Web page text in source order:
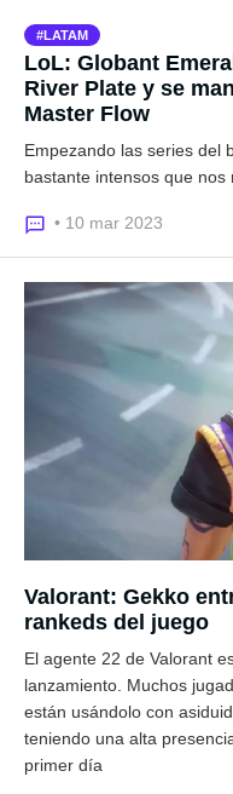
LATAM
LoL: Globant
River Plate y se
Master Flow
Empezando las series del
bastante intensos que
• 10 mar 2023
Valorant: Gekko
rankeds del juego
El agente 22 de Valorant
lanzamiento. Muchos
están usándolo con
teniendo una alta
primer día